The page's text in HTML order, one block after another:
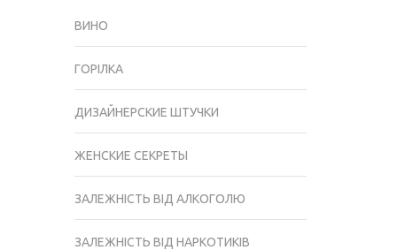
ВИНО
ГОРІЛКА
ДИЗАЙНЕРСКИЕ ШТУЧКИ
ЖЕНСКИЕ СЕКРЕТЫ
ЗАЛЕЖНІСТЬ ВІД АЛКОГОЛЮ
ЗАЛЕЖНІСТЬ ВІД НАРКОТИКІВ